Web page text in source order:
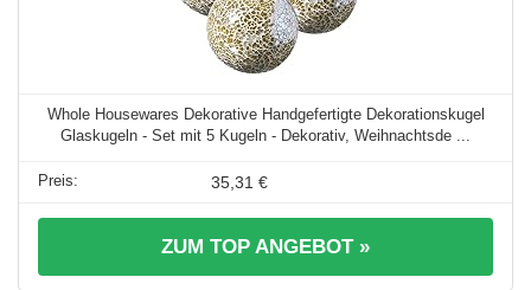
Whole Housewares Dekorative Handgefertigte Dekorationskugel
Glaskugeln - Set mit 5 Kugeln - Dekorativ, Weihnachtsde ...
35,31 €
ZUM TOP ANGEBOT »